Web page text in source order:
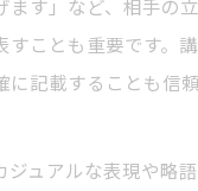
すことも重要です。
に記載することも信
ュアルな表現や略語